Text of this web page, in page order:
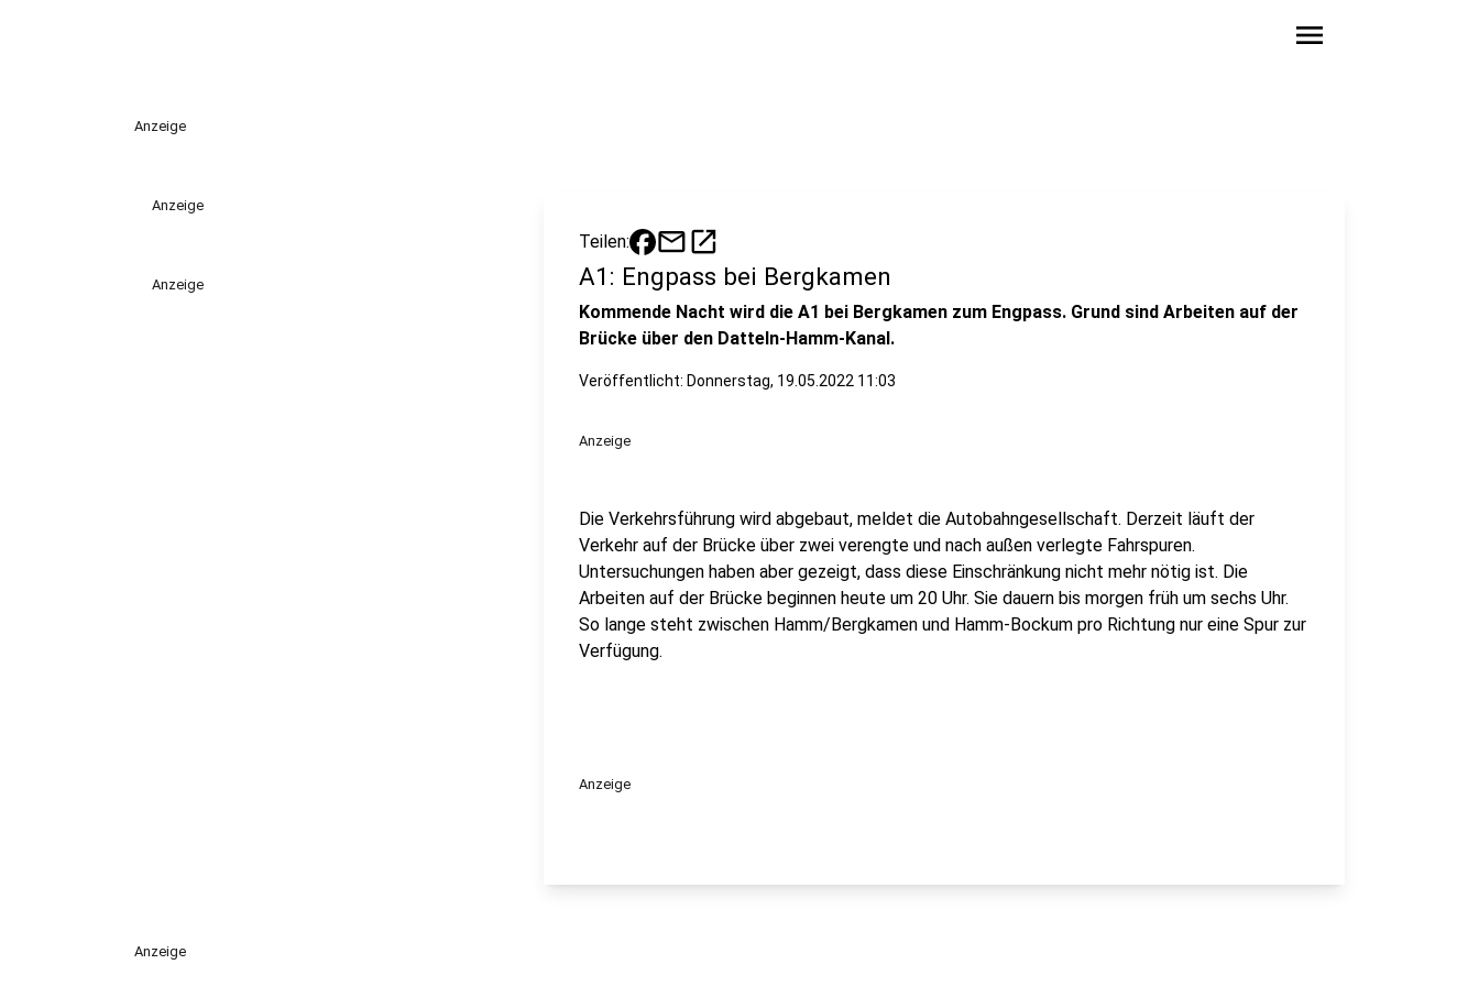
menu
Anzeige
Anzeige
Anzeige
Teilen: mailopen_in_new
A1: Engpass bei Bergkamen
Kommende Nacht wird die A1 bei Bergkamen zum Engpass. Grund sind Arbeiten auf der
Brücke über den Datteln-Hamm-Kanal.
Veröffentlicht: Donnerstag, 19.05.2022 11:03
Anzeige
Die Verkehrsführung wird abgebaut, meldet die Autobahngesellschaft. Derzeit läuft der
Verkehr auf der Brücke über zwei verengte und nach außen verlegte Fahrspuren.
Untersuchungen haben aber gezeigt, dass diese Einschränkung nicht mehr nötig ist. Die
Arbeiten auf der Brücke beginnen heute um 20 Uhr. Sie dauern bis morgen früh um sechs Uhr.
So lange steht zwischen Hamm/Bergkamen und Hamm-Bockum pro Richtung nur eine Spur zur
Verfügung.
Anzeige
Anzeige